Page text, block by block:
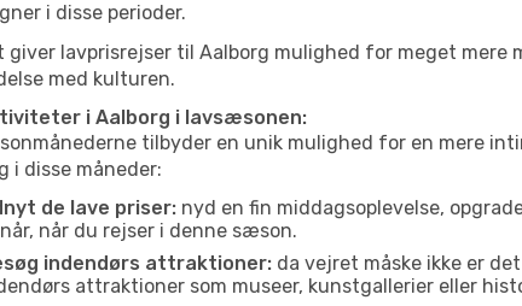
i disse perioder.
giver lavprisrejser til Aalborg mulighed for meget
med kulturen.
i Aalborg i lavsæsonen:
tilbyder en unik mulighed for en mere
i disse måneder:
de lave priser: nyd en fin middagsoplevelse,
når du rejser i denne sæson.
indendørs attraktioner: da vejret måske ikke er
attraktioner som museer, kunstgallerier eller